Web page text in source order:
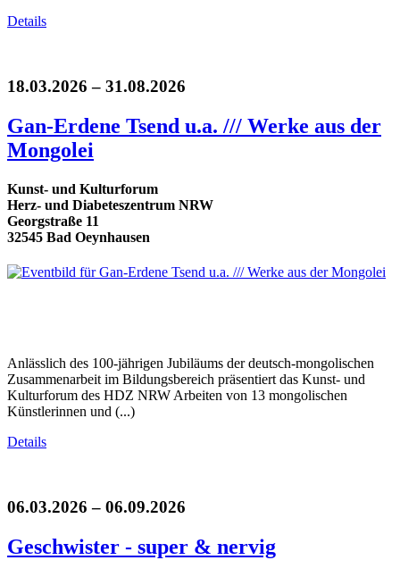
Details
18.03.2026 – 31.08.2026
Gan-Erdene Tsend u.a. /// Werke aus der
Mongolei
Kunst- und Kulturforum
Herz- und Diabeteszentrum NRW
Georgstraße 11
32545 Bad Oeynhausen
Anlässlich des 100-jährigen Jubiläums der deutsch-mongolischen
Zusammenarbeit im Bildungsbereich präsentiert das Kunst- und
Kulturforum des HDZ NRW Arbeiten von 13 mongolischen
Künstlerinnen und (...)
Details
06.03.2026 – 06.09.2026
Geschwister - super & nervig